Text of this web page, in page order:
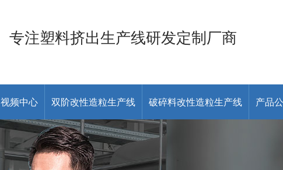
专注塑料挤出生产线研发定制厂商
视频中心 双阶改性造粒生产线 破碎料改性造粒生产线 产品